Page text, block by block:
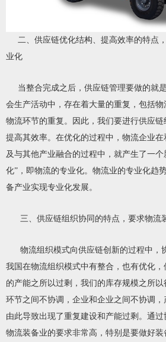
二、供应链优化结构、提高效率的特点
业化
当整合完成之后，供应链管理要做的就
会生产活动中，存在着大量的重复，包括
物流环节的重复。因此，我们要进行供应
提高其效率。在优化的过程中，物流企业
及与其他产业融合的过程中，就产生了一个
化”，即物流的专业化。物流业的专业化趋
备产业实现专业化发展。
三、供应链组织协同的特点，要求物流
物流组织模式向供应链创新的过程中，
我国在物流组织模式中有整合，也有优化
的产能之所以过剩，我们的库存规模之所
环节之间不协调，企业和企业之间不协调，
由此导致出现了重复建设和产能过剩。通
物流装备业的要求非常高，特别是要做好装